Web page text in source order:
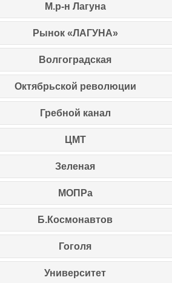
М.р-н Лагуна
Рынок «ЛАГУНА»
Волгоградская
Октябрьской революции
Гребной канал
ЦМТ
Зеленая
МОПРа
Б.Космонавтов
Гоголя
Университет